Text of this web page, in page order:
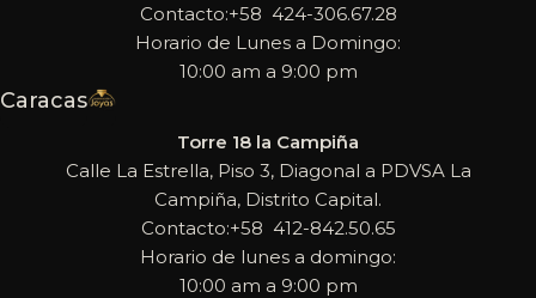
Contacto:+58 424-306.67.28
Horario de Lunes a Domingo:
10:00 am a 9:00 pm
Caracas
Torre 18 la Campiña
Calle La Estrella, Piso 3, Diagonal a PDVSA La
Campiña, Distrito Capital.
Contacto:+58 412-842.50.65
Horario de lunes a domingo:
10:00 am a 9:00 pm